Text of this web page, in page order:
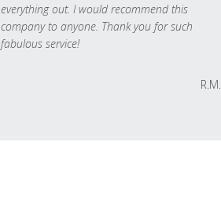
everything out. I would recommend this
company to anyone. Thank you for such
fabulous service!
R.M.